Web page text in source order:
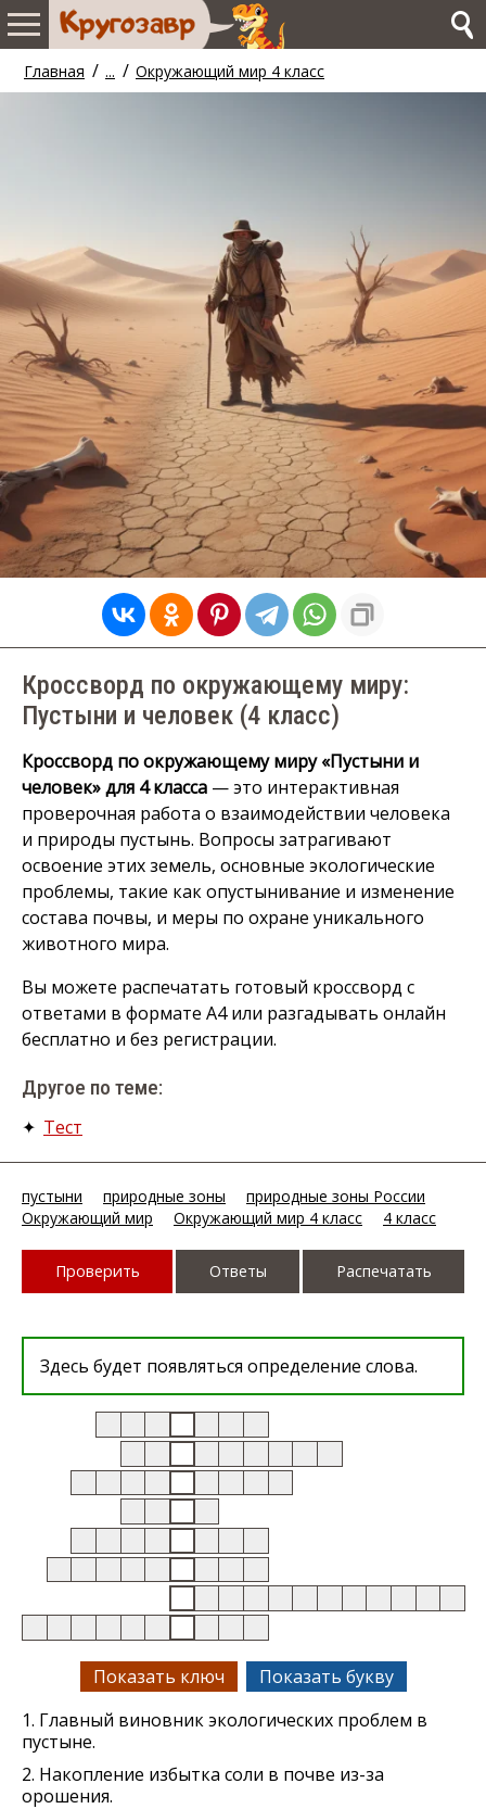
Главная / ... / Окружающий мир 4 класс
Кроссворд по окружающему миру:
Пустыни и человек (4 класс)
Кроссворд по окружающему миру «Пустыни и
человек» для 4 класса — это интерактивная
проверочная работа о взаимодействии человека
и природы пустынь. Вопросы затрагивают
освоение этих земель, основные экологические
проблемы, такие как опустынивание и изменение
состава почвы, и меры по охране уникального
животного мира.
Вы можете распечатать готовый кроссворд с
ответами в формате А4 или разгадывать онлайн
бесплатно и без регистрации.
Другое по теме:
✦ Тест
пустыни природные зоны
природные зоны России
Окружающий мир
Окружающий мир 4 класс 4 класс
Проверить Ответы Распечатать
Здесь будет появляться определение слова.
Показать ключ
Показать букву
1. Главный виновник экологических проблем в
пустыне.
2. Накопление избытка соли в почве из-за
орошения.